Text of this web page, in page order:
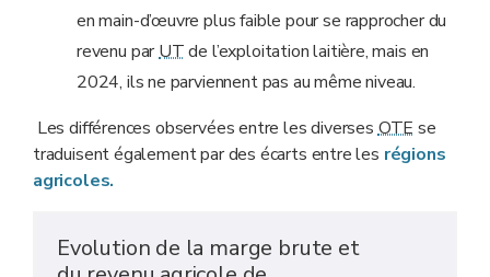
en main-d’œuvre plus faible pour se rapprocher du
revenu parUTde l’exploitation laitière, mais en
2024, ils ne parviennent pas au même niveau.
Les différences observées entre les diversesOTE se
traduisent également par des écarts entre les régions
agricoles.
Evolution de la marge brute et